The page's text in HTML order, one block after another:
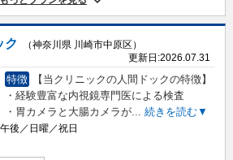
ク
（神奈川県 川崎市中原区）
更新日:2026.07.31
特徴
【当クリニックの人間ドックの特徴】
・経験豊富な内視鏡専門医による検査
・胃カメラと大腸カメラが... 続きを読む▼
後／日曜／祝日